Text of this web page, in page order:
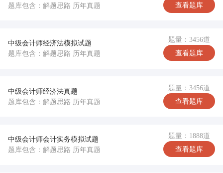
题库包含：解题思路 历年真题
查看题库
中级会计师经济法模拟试题
题库包含：解题思路 历年真题
题量：3456道
查看题库
中级会计师经济法真题
题库包含：解题思路 历年真题
题量：3456道
查看题库
中级会计师会计实务模拟试题
题库包含：解题思路 历年真题
题量：1888道
查看题库